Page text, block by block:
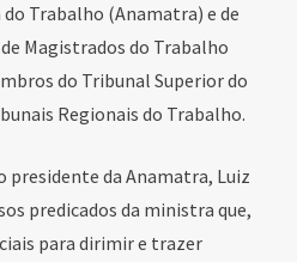
Trabalho (Anamatra) e de
Magistrados do Trabalho
do Tribunal Superior do
Regionais do Trabalho.
presidente da Anamatra, Luiz
predicados da ministra que,
para dirimir e trazer